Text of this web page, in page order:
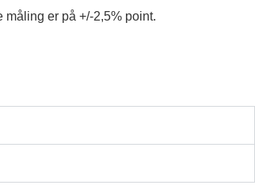
er på +/-2,5% point.